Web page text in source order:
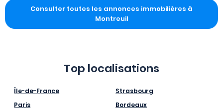
Consulter toutes les annonces immobilières à
Montreuil
Top localisations
Île-de-France
Paris
Strasbourg
Bordeaux